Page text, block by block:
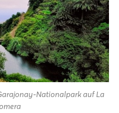
Nationalpark auf La